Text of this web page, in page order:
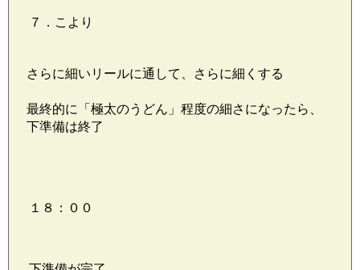
７．こより
さらに細いリールに通して、さらに細くする
最終的に「極太のうどん」程度の細さになったら、
下準備は終了
１８：００